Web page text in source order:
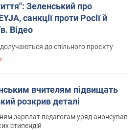
Зеленський про
санкції проти Росії й
Відео
до спільного проєкту
вчителям підвищать
розкрив деталі
зарплат педагогам уряд анонсував
стипендій